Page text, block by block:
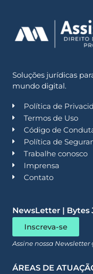
Soluções jurídicas
mundo digital.
Política de
Termos de Uso
Código de
Política de
Trabalhe conosco
Imprensa
Contato
NewsLetter | Bytes
Inscreva-se
Assine nossa Newsletter
ÁREAS DE